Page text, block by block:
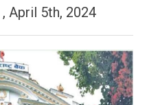
, April 5th, 2024